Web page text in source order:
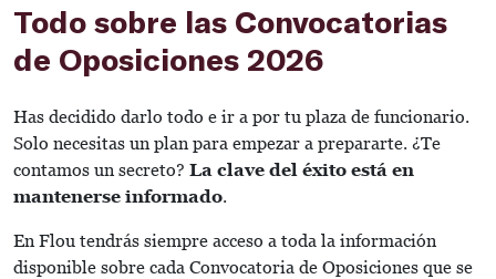
Todo sobre las Convocatorias
de Oposiciones 2026
Has decidido darlo todo e ir a por tu plaza de funcionario.
Solo necesitas un plan para empezar a prepararte. ¿Te
contamos un secreto? La clave del éxito está en
mantenerse informado.
En Flou tendrás siempre acceso a toda la información
disponible sobre cada Convocatoria de Oposiciones que se